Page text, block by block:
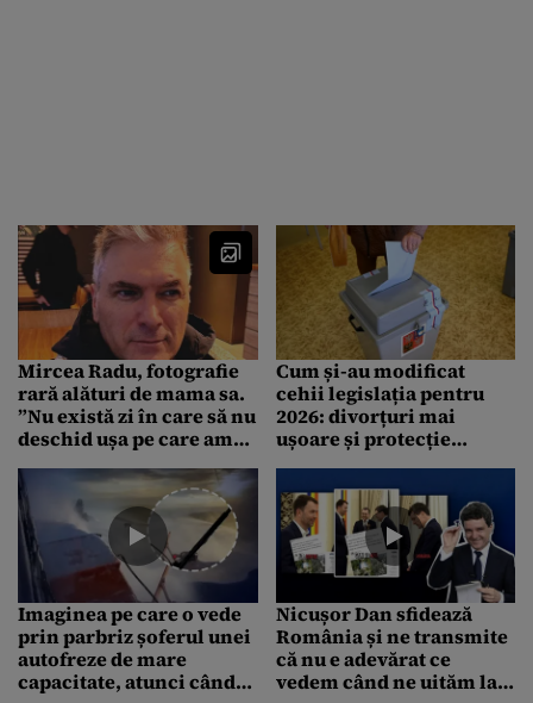
Mircea Radu, fotografie
rară alături de mama sa.
”Nu există zi în care să nu
deschid ușa pe care am
Cum și-au modificat
cehii legislația pentru
2026: divorțuri mai
ușoare și protecție
Imaginea pe care o vede
prin parbriz șoferul unei
autofreze de mare
capacitate, atunci când
Nicușor Dan sfidează
România și ne transmite
că nu e adevărat ce
vedem când ne uităm la